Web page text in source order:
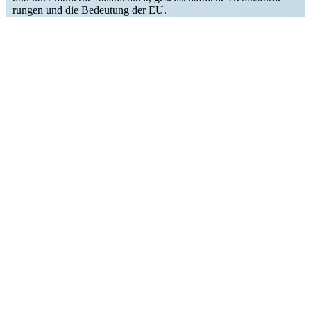
rungen und die Bedeutung der EU.